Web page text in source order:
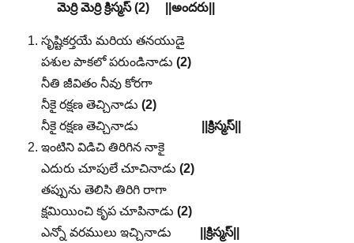
మెర్రి మెర్రి క్రిస్మస్ (2) ||అందరు||
సృష్టికర్తయే మరియ తనయుడై
పశుల పాకలో పరుండినాడు (2)
నీతి జీవితం నీవు కోరగా
నీకై రక్షణ తెచ్చినాడు (2)
నీకై రక్షణ తెచ్చినాడు
||క్రిస్మస్||
ఇంటిని విడిచి తిరిగిన నాకై
ఎదురు చూపులే చూచినాడు (2)
తప్పును తెలిసి తిరిగి రాగా
క్షమియించి కృప చూపినాడు (2)
ఎన్నో వరములు ఇచ్చినాడు
||క్రిస్మస్||